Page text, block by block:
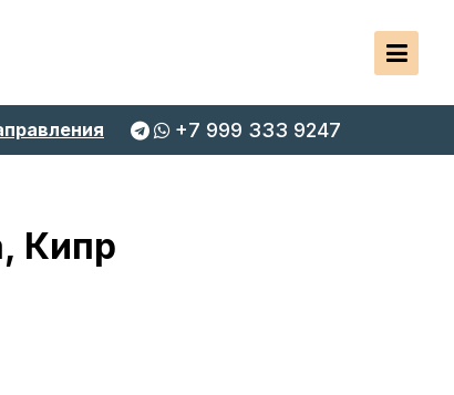
+7 999 333 9247
Кипр